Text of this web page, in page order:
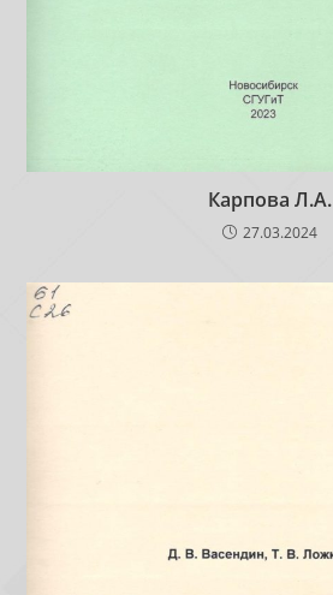
Карпова Л.А.
27.03.2024